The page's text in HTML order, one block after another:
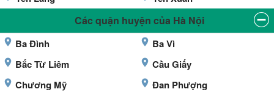
Các quận huyện của Hà Nội
Ba Đình
Ba Vì
Bắc Từ Liêm
Cầu Giấy
Chương Mỹ
Đan Phượng